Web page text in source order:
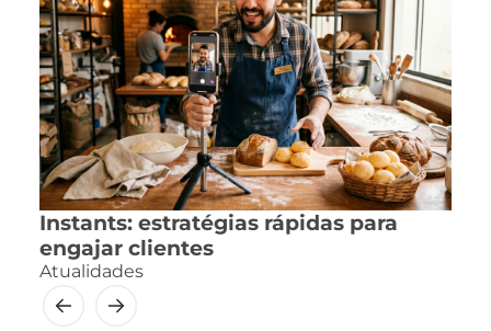
Instants: estratégias rápidas para
engajar clientes
Atualidades